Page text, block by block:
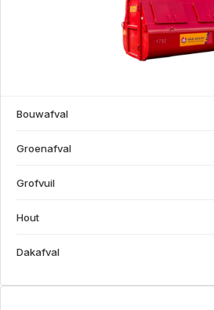
Bouwafval
Groenafval
Grofvuil
Hout
Dakafval